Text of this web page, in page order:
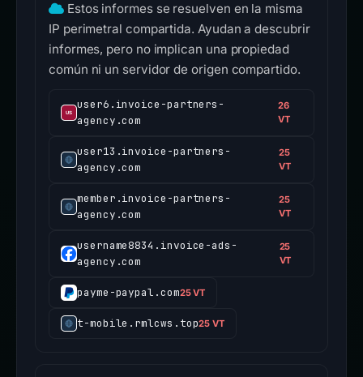
Estos informes se resuelven en la misma
IP perimetral compartida. Ayudan a descubrir
informes, pero no implican una propiedad
común ni un servidor de origen compartido.
user6.invoice-partners-
agency.com
26
VT
user13.invoice-partners-
agency.com
25
VT
member.invoice-partners-
agency.com
25
VT
username8834.invoice-ads-
agency.com
25
VT
payme-paypal.com25 VT
t-mobile.rmlcws.top25 VT